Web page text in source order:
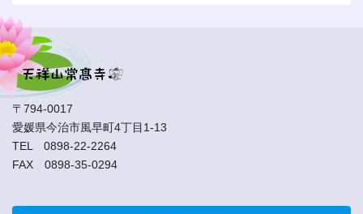
〒794-0017
愛媛県今治市風早町4丁目1-13
TEL 0898-22-2264
FAX 0898-35-0294